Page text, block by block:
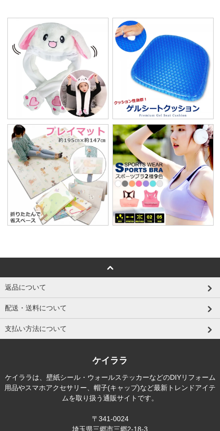
返品について
配送・送料について
支払い方法について
ケイララ
ケイララは、壁紙シール・ウォールステッカーなどのDIYリフォーム
用品やスマホアクセサリー、帽子(キャップ)など最新トレンドアイテ
ムを取り扱う通販サイトです。
〒341-0024
埼玉県三郷市三郷2-18-3